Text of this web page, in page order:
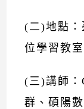
(二)地點：
位學習教室
(三)講師
群、碩陽